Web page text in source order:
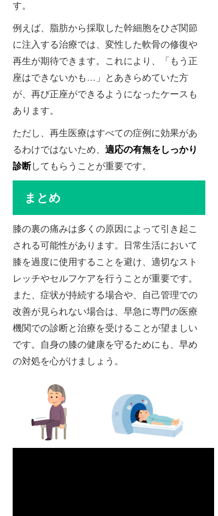
す。
例えば、脂肪から採取した幹細胞をひざ関節
に注入する治療では、変性した軟骨の修復や
再生が期待できます。これにより、「もう正
座はできないかも…」とあきらめていた方
が、再び正座ができるようになったケースも
あります。
ただし、再生医療はすべての症例に効果があ
るわけではないため、 適応の有無をしっかり
診断してもらうことが重要です。
まとめ
膝の裏の痛みは多くの原因によって引き起こ
される可能性があります。日常生活において
膝を過度に使用することを避け、適切なスト
レッチやセルフケアを行うことが重要です。
また、症状が持続する場合や、自己管理での
改善が見られない場合は、早急に専門の医療
機関での診断と治療を受けることが望ましい
です。自身の膝の健康を守るためにも、早め
の対処を心がけましょう。